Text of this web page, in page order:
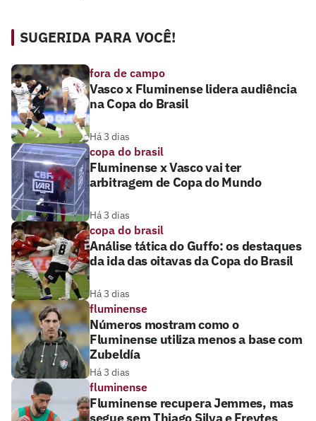
SUGERIDA PARA VOCÊ!
fora de campo
Vasco x Fluminense lidera audiência
na Copa do Brasil
Há 3 dias
copa do brasil
Fluminense x Vasco vai ter
arbitragem de Copa do Mundo
Há 3 dias
copa do brasil
Análise tática do Guffo: os destaques
da ida das oitavas da Copa do Brasil
Há 3 dias
fluminense
Números mostram como o
Fluminense utiliza menos a base com
Zubeldía
Há 3 dias
fluminense
Fluminense recupera Jemmes, mas